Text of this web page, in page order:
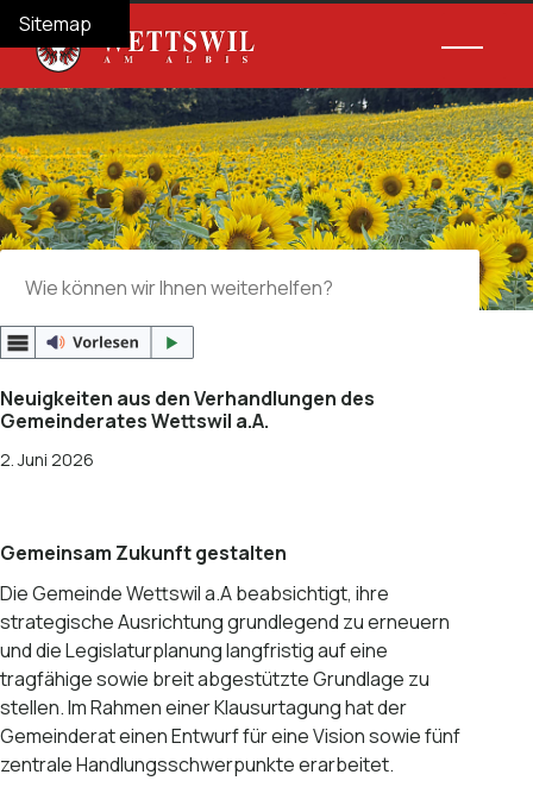
Navigieren in Wettswil am Albis
Schnellnavigation
Home
Navigation
Inhalt
Suche
Sitemap
Suche
Neuigkeiten aus den Verhandlungen des
Gemeinderates Wettswil a.A.
2. Juni 2026
Gemeinsam Zukunft gestalten
Die Gemeinde Wettswil a.A beabsichtigt, ihre
strategische Ausrichtung grundlegend zu erneuern
und die Legislaturplanung langfristig auf eine
tragfähige sowie breit abgestützte Grundlage zu
stellen. Im Rahmen einer Klausurtagung hat der
Gemeinderat einen Entwurf für eine Vision sowie fünf
zentrale Handlungsschwerpunkte erarbeitet.